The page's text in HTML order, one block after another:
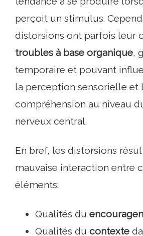
perçoit un stimulus.
distorsions ont parfois leur
troubles à base organique,
temporaire et pouvant
la perception sensorielle et
compréhension au niveau
nerveux central.
En bref, les distorsions
mauvaise interaction entre
éléments:
Qualités du
Qualités du contexte